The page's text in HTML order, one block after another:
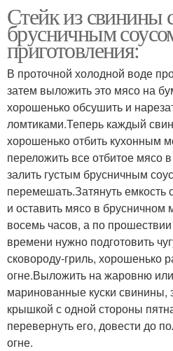
Мясо в брусничном
соусе
Стейк из свинины
брусничным
приготовления:
В проточной холодной воде
затем выложить это мясо на
хорошенько обсушить и
ломтиками.Теперь каждый
хорошенько отбить кухонным
переложить все отбитое мясо
залить густым брусничным
перемешать.Затянуть
и оставить мясо в
восемь часов, а по
времени нужно подготовить
сковороду-гриль, хорошенько
огне.Выложить на жаровню
маринованные куски свинины,
крышкой с одной стороны
перевернуть его, довести до
огне.